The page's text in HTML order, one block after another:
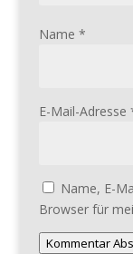
Name *
E-Mail-Adresse
Name, E-
Browser für
Kommentar